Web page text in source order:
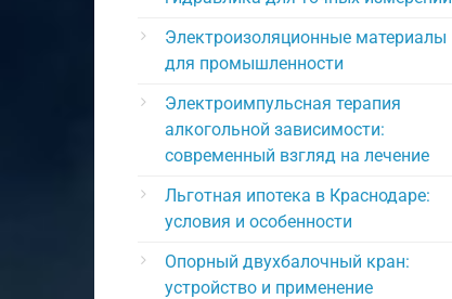
Электроизоляционные материалы
для промышленности
Электроимпульсная терапия
алкогольной зависимости:
современный взгляд на лечение
Льготная ипотека в Краснодаре:
условия и особенности
Опорный двухбалочный кран:
устройство и применение